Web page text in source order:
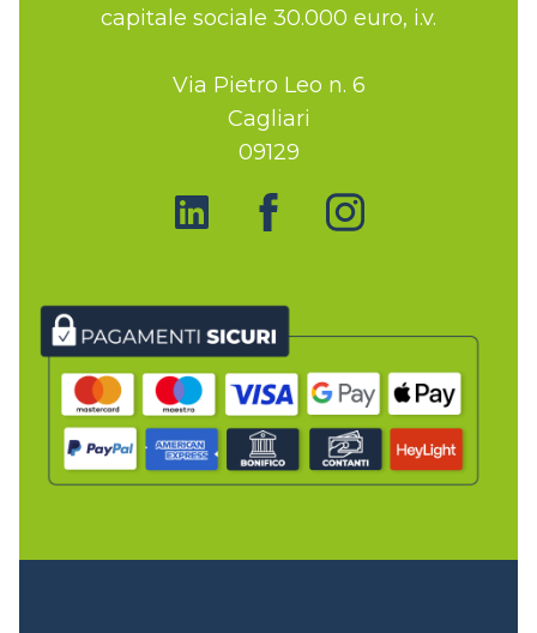
capitale sociale 30.000 euro, i.v.
Via Pietro Leo n. 6
Cagliari
09129